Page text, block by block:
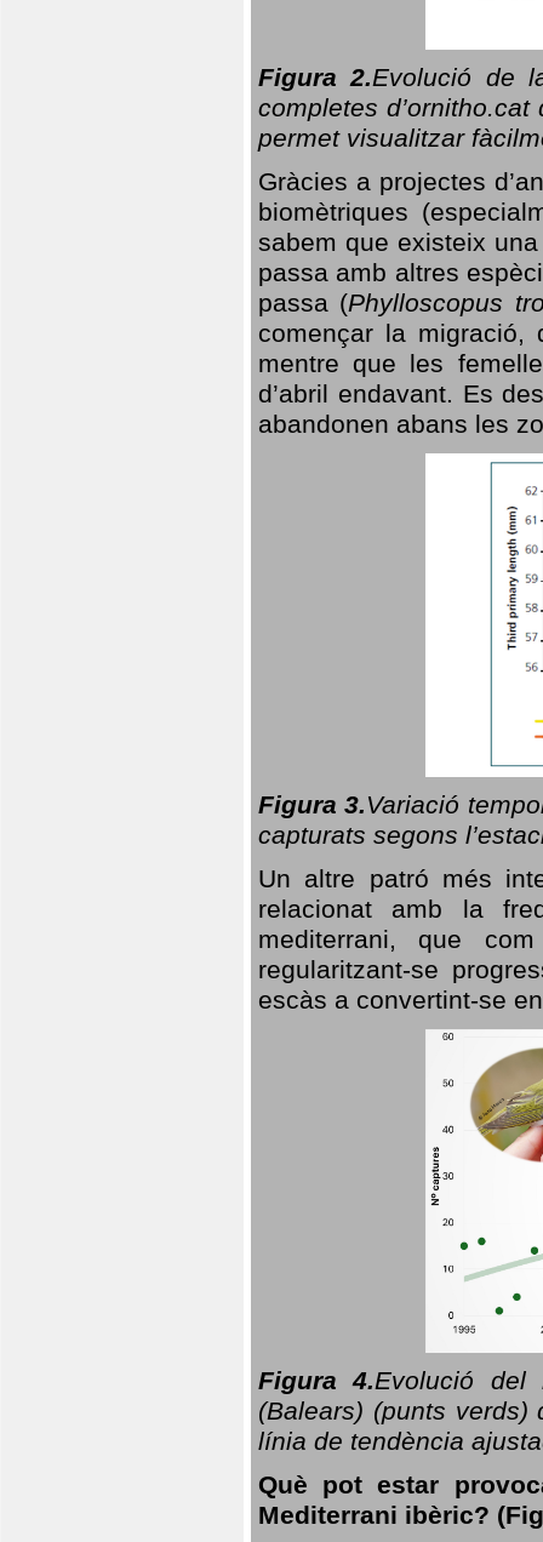
Figura 2.Evolució de
completes
permet visualitzar
Gràcies a projectes
biomètriques
sabem que existeix
passa amb altres
passa (Phylloscopus
començar la migració,
mentre que les
d’abril endavant. Es
abandonen abans les
Figura 3.Variació
capturats segons
Un altre patró més
relacionat amb la
mediterrani, que
regularitzant-se
escàs a convertint-se
Figura 4.Evolució del
(Balears) (punts
línia de tendència
Què pot estar
Mediterrani ibèric?